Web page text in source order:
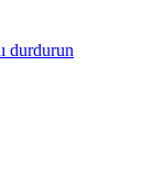
durdurun